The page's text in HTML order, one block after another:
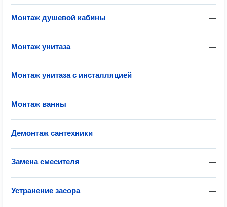
—
Монтаж душевой кабины
—
Монтаж унитаза
—
Монтаж унитаза с инсталляцией
—
Монтаж ванны
—
Демонтаж сантехники
—
Замена смесителя
—
Устранение засора